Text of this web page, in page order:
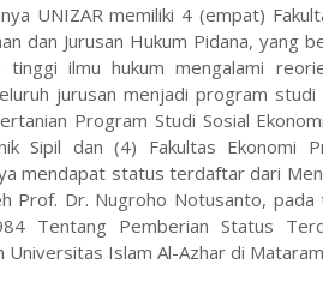
UNIZAR memiliki 4 (empat)
dan Jurusan Hukum Pidana, yang
tinggi ilmu hukum mengalami
jurusan menjadi program
Program Studi Sosial
Sipil dan (4) Fakultas Ekonomi
mendapat status terdaftar dari
Prof. Dr. Nugroho Notusanto,
Tentang Pemberian Status
Universitas Islam Al-Azhar di